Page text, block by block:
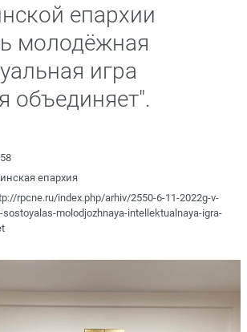
епархии
молодёжная
игра
объединяет".
епархия
rpcne.ru/index.php/arhiv/2550-6-11-2022g-v-
molodjozhnaya-intellektualnaya-igra-